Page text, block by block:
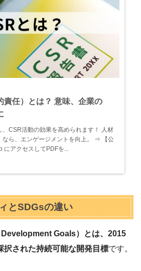
責任）とは？ 意味、企業の
CSR活動の効果を高められます！ 人材
なら、エンゲージメントを向上。 ⇒ 【公
にアクセスしてPDFを...
とSDGsの違い
Goals）とは、2015
択された持続可能な開発目標です。